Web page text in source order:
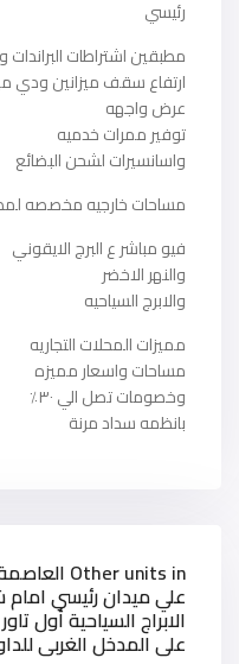
رئيسي
مطبقين اشتراطات البراندات
ارتفاع سقف ميزانين
عرض واجهه
توفير ممرات خدميه
واسانسيرات لشحن البضائع
مساحات خارجيه مخصصه
فيو مباشر ع البرج الايقوني
والنهر الاخضر
والابرج السياحيه
مميزات المحلات التجاريه
مساحات واسعار مميزه
وخصومات تصل الي ٣٠٪
بانظمه سداد مرنة
Other units in
علي ميدان رئيسي
الابراج السياحية أول
على المدخل الغربى